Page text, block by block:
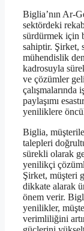
Biglia’nın Ar-
sektördeki
sürdürmek için
sahiptir. Şirket,
mühendislik
kadrosuyla
ve çözümler
paylaşımı
yeniliklere
Biglia,
talepleri
sürekli olarak
yenilikçi
Şirket, müşteri
dikkate alarak
önem verir.
yenilikler,
verimliliğini